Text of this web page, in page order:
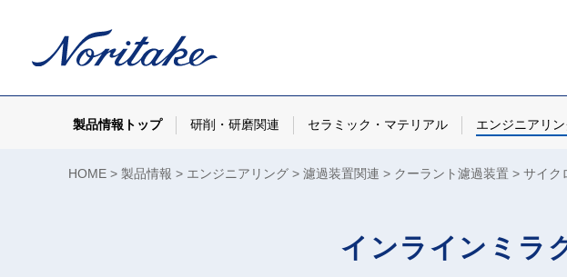
製品情報トップ 研削・研磨関連 セラミック・マテリアル エンジニアリ
HOME 製品情報 エンジニアリング 濾過装置関連 クーラント濾過装置 サイク
インラインミラ